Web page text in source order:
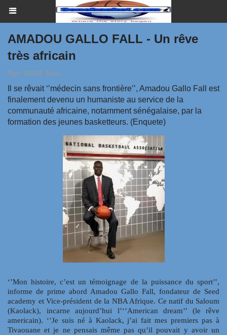
AMADOU GALLO FALL - Un rêve
très africain
Ngor DIONE Badu
Il se rêvait ‘’médecin sans frontière’’, Amadou Gallo Fall est
finalement devenu un humaniste au service de la
communauté africaine, notamment sénégalaise, par la
formation des jeunes basketteurs. (Enquete)
‘’Mon histoire, c’est un témoignage de la puissance du sport’’,
informe de prime abord Amadou Gallo Fall, fondateur de Seed
academy et Vice-président de la NBA Afrique. Ce natif du Saloum
(Kaolack), incarne aujourd’hui l’‘’American dream’’ (le rêve
americain). ‘’Je suis né à Kaolack, j’ai fait mes premiers pas à
Tivaouane et je ne pensais même pas qu’il pouvait y avoir un